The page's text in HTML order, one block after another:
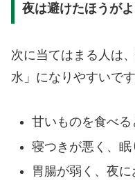
夜は避けたほうが
次に当てはまる人は
水」になりやすいです
甘いものを食べ
寝つきが悪く、
胃腸が弱く、夜